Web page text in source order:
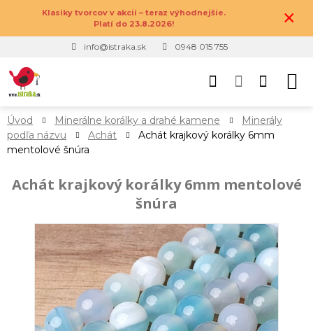
Klasiky tvorcov v akcii – teraz výhodnejšie.
Platí do 23.8.2026!
×
info@istraka.sk 0948 015 755
Úvod Minerálne korálky a drahé kamene
Minerály
podľa názvu
Achát
Achát krajkový korálky 6mm
mentolové šnúra
Achát krajkový korálky 6mm mentolové
šnúra